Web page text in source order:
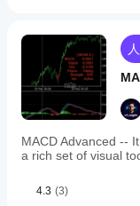
MACD Advanced --
a rich set of visual
4.3 (3)